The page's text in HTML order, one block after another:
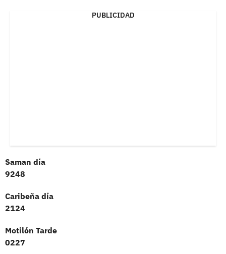
PUBLICIDAD
Saman día
9248
Caribeña día
2124
Motilón Tarde
0227